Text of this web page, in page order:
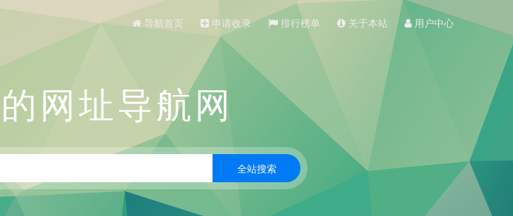
导航首页 申请收录 排行榜单 关于本站 用户中心
网址导航网